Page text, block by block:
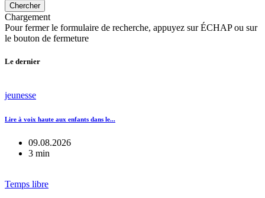
Chercher
Chargement
Pour fermer le formulaire de recherche, appuyez sur ÉCHAP ou sur
le bouton de fermeture
Le dernier
jeunesse
Lire à voix haute aux enfants dans le...
09.08.2026
3 min
Temps libre